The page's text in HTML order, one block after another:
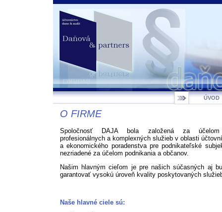
ÚVOD
O FIRME
Spoločnosť DAJA bola založená za účelom
profesionálnych a komplexných služieb v oblasti
a ekonomického poradenstva pre podnikateľské
nezriadené za účelom podnikania a občanov.
Našim hlavným cieľom je pre našich súčasných aj
garantovať vysokú úroveň kvality poskytovaných
Naše hlavné ciele sú: